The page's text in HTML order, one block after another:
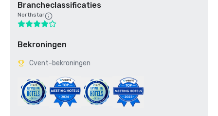
Brancheclassificaties
Northstar
Bekroningen
Cvent-bekroningen